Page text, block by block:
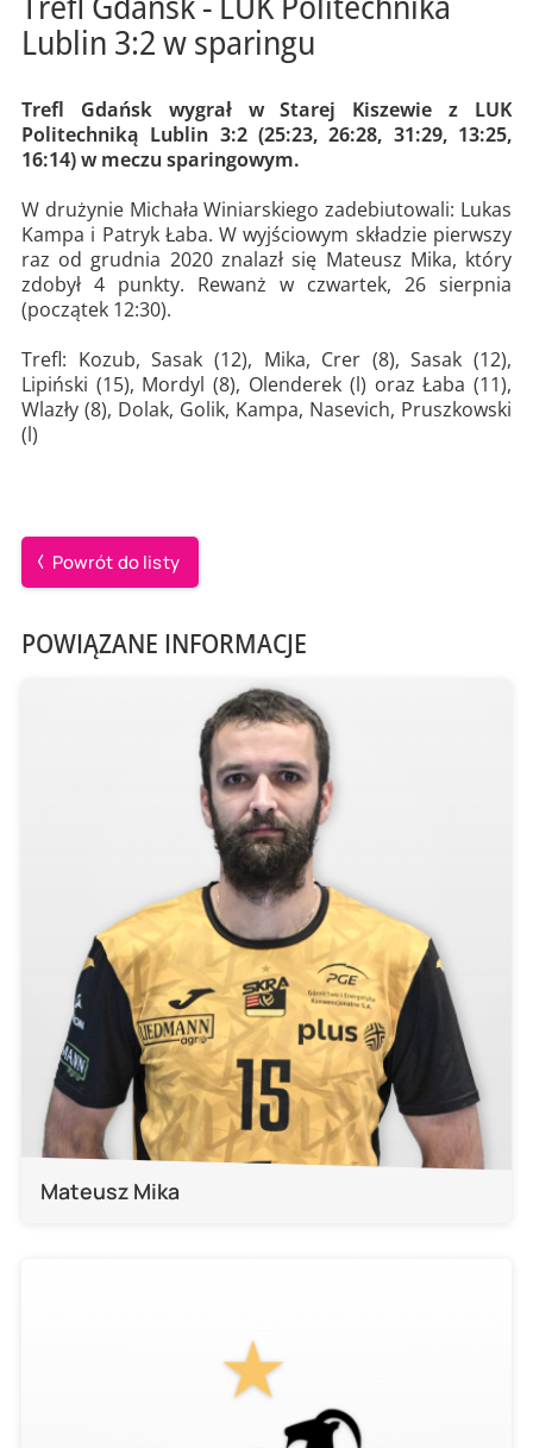
Lublin 3:2 w sparingu
Trefl Gdańsk wygrał w Starej Kiszewie z LUK
Politechniką Lublin 3:2 (25:23, 26:28, 31:29, 13:25,
16:14) w meczu sparingowym.
W drużynie Michała Winiarskiego zadebiutowali: Lukas
Kampa i Patryk Łaba. W wyjściowym składzie pierwszy
raz od grudnia 2020 znalazł się Mateusz Mika, który
zdobył 4 punkty. Rewanż w czwartek, 26 sierpnia
(początek 12:30).
Trefl: Kozub, Sasak (12), Mika, Crer (8), Sasak (12),
Lipiński (15), Mordyl (8), Olenderek (l) oraz Łaba (11),
Wlazły (8), Dolak, Golik, Kampa, Nasevich, Pruszkowski
(l)
Powrót do listy
POWIĄZANE INFORMACJE
Mateusz Mika